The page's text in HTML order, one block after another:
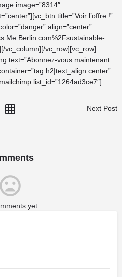
image=”8314″
title=”Voir l’offre !”
align=”center”
Me Berlin.com%2Fsustainable-
vc_column][/vc_row][vc_row]
text=”Abonnez-vous maintenant
list_id=”1264ad3ce7″]
Next Post
yet.